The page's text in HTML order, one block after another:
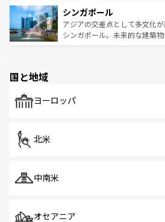
参照してほしい。
激する。気候は一年中温暖で、
が待っている。親しみやすい
た文化、そして多様な観光資
み、どこを訪れても感動するは
ており、効率よく見どころを
うな絶景から文化的な体験ま
シンガポール
アジアの交差点として多文化
シンガポール。未来的な建築
で、ホーカーズは地元の風情を
国と地域
ヨーロッパ
北米
中南米
オセアニア